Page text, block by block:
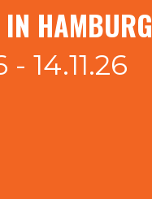
HAMBURG
- 14.11.26